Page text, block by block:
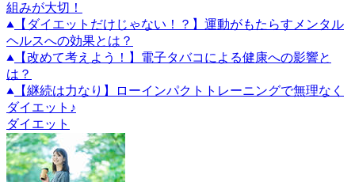
組みが大切！
【ダイエットだけじゃない！？】運動がもたらすメンタル
ヘルスへの効果とは？
【改めて考えよう！】電子タバコによる健康への影響と
は？
【継続は力なり】ローインパクトトレーニングで無理なく
ダイエット♪
ダイエット